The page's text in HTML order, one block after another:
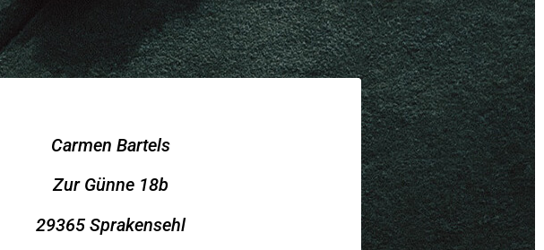
Carmen Bartels
Zur Günne 18b
29365 Sprakensehl